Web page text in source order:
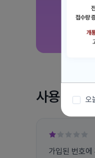
사용 후기
가입된 번호
오